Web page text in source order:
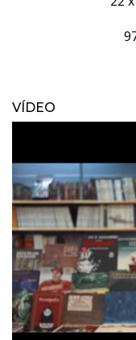
VÍDEO